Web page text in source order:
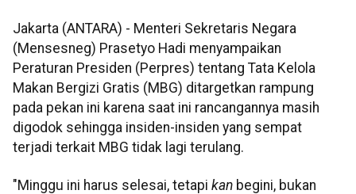
Jakarta (ANTARA) - Menteri Sekretaris Negara
(Mensesneg) Prasetyo Hadi menyampaikan
Peraturan Presiden (Perpres) tentang Tata Kelola
Makan Bergizi Gratis (MBG) ditargetkan rampung
pada pekan ini karena saat ini rancangannya masih
digodok sehingga insiden-insiden yang sempat
terjadi terkait MBG tidak lagi terulang.
"Minggu ini harus selesai, tetapi kan begini, bukan